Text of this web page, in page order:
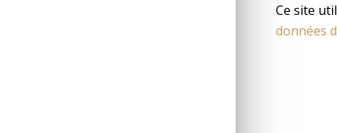
Ce site
données